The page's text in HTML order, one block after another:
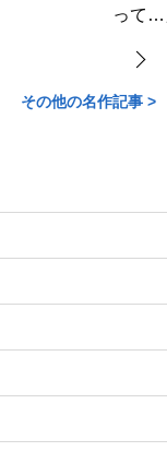
って…
その他の名作記事 >